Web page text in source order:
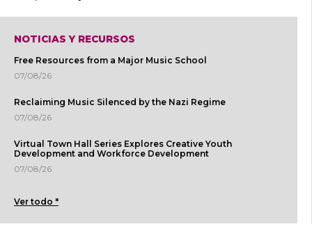
NOTICIAS Y RECURSOS
Free Resources from a Major Music School
07/08/26
Reclaiming Music Silenced by the Nazi Regime
07/08/26
Virtual Town Hall Series Explores Creative Youth
Development and Workforce Development
07/08/26
Ver todo "